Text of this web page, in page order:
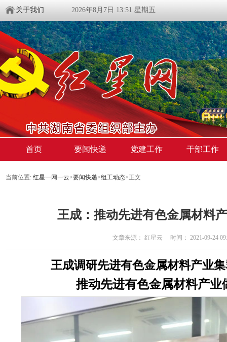
关于我们 2026年8月7日 13:51 星期五
首页 要闻快递 党建工作 干部工作
当前位置: 红星一网一云>要闻快递>组工动态>正文
王成：推动先进有色金属材料
文章来源： 红星云 时间： 2021-09-24
王成调研先进有色金属材料产业
推动先进有色金属材料产业